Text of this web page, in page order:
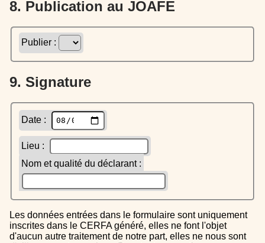
8. Publication au JOAFE
Publier :
9. Signature
Date :
Lieu :
Nom et qualité du déclarant :
Les données entrées dans le formulaire sont uniquement
inscrites dans le CERFA généré, elles ne font l'objet
d'aucun autre traitement de notre part, elles ne nous sont